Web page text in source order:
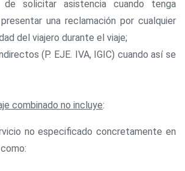
solicitar asistencia cuando tenga
una reclamación por cualquier
del viajero durante el viaje;
(P. EJE. IVA, IGIC) cuando así se
combinado no incluye:
no especificado concretamente en